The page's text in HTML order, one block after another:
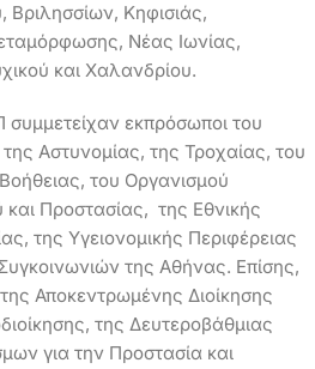
Κηφισιάς,
Νέας Ιωνίας,
και Χαλανδρίου.
εκπρόσωποι του
Αστυνομίας, της Τροχαίας, του
του Οργανισμού
και Προστασίας, της Εθνικής
της Υγειονομικής Περιφέρειας
της Αθήνας. Επίσης,
Αποκεντρωμένης Διοίκησης
της Δευτεροβάθμιας
για την Προστασία και